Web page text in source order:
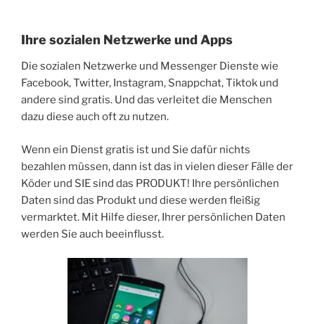
Ihre sozialen Netzwerke und Apps
Die sozialen Netzwerke und Messenger Dienste wie
Facebook, Twitter, Instagram, Snappchat, Tiktok und
andere sind gratis. Und das verleitet die Menschen
dazu diese auch oft zu nutzen.
Wenn ein Dienst gratis ist und Sie dafür nichts
bezahlen müssen, dann ist das in vielen dieser Fälle der
Köder und SIE sind das PRODUKT! Ihre persönlichen
Daten sind das Produkt und diese werden fleißig
vermarktet. Mit Hilfe dieser, Ihrer persönlichen Daten
werden Sie auch beeinflusst.